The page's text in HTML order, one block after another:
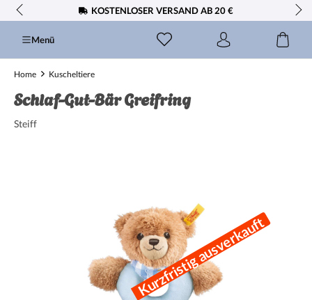
springen KOSTENLOSER VERSAND AB 20 €
Menü
Home Kuscheltiere
Schlaf-Gut-Bär Greifring
Steiff
Kurzfristig ausverkauft